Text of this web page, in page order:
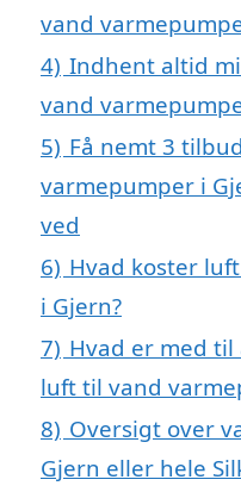
vand
4) Indhent altid
vand
5) Få nemt 3
varmepumper i
ved
6) Hvad koster
i Gjern?
7) Hvad er med
luft til vand
8) Oversigt over
Gjern eller hele